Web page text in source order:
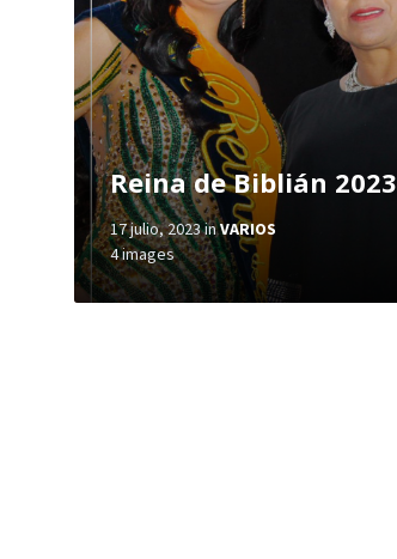
Reina de Biblián 2023
17 julio, 2023inVARIOS
4 images